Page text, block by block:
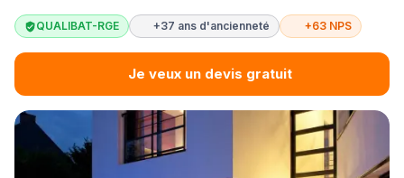
QUALIBAT-RGE +37 ans d'ancienneté +63 NPS
Je veux un devis gratuit